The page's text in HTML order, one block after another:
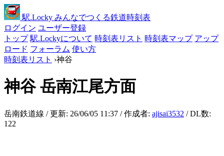
駅.Locky みんなでつくる鉄道時刻表
ログイン ユーザー登録
トップ 駅.Lockyについて 時刻表リスト 時刻表マップ アップ
ロード フォーラム 使い方
時刻表リスト ›神谷
神谷岳南江尾方面
岳南鉄道線 / 更新: 26/06/05 11:37 / 作成者: ajisai3532 / DL数:
122